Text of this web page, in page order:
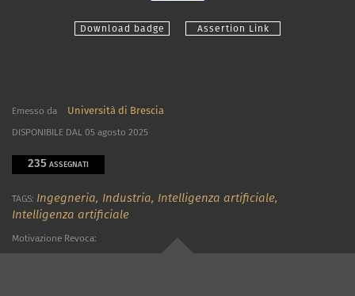
Download badge Assertion Link
Emesso da Università di Brescia
DISPONIBILE DAL 05 agosto 2025
235 ASSEGNATI
TAGS: Ingegneria, Industria, Intelligenza artificiale,
Intelligenza artificiale
Motivazione Revoca: